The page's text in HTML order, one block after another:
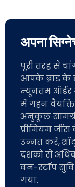
अपना
पूरी तरह से
आपके ब्रांड के
न्यूनतम ऑर्डर
में गहन
अनुकूल
प्रीमियम
उन्नत करें,
दशकों से
वन-स्टॉप
गया.